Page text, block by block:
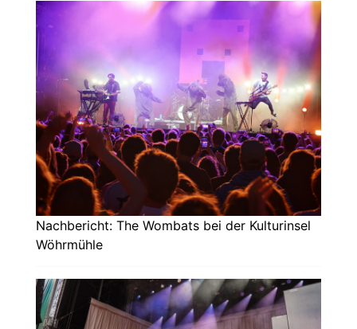
Nachbericht: The Wombats bei der Kulturinsel
Wöhrmühle